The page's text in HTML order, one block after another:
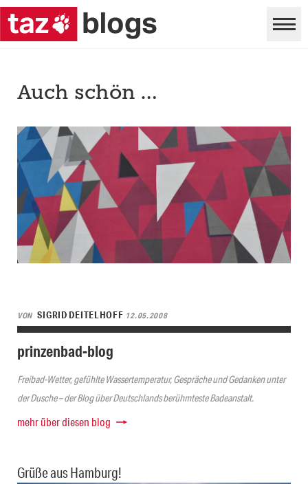
Auch schön …
VON SIGRID DEITELHOFF 12.05.2008
prinzenbad-blog
Freibad-Wetter, gefühlte Wassertemperatur, Gespräche und Gedanken unter
der Dusche – der Blog über Deutschlands berühmteste Badeanstalt.
mehr über diesen blog
Grüße aus Hamburg!